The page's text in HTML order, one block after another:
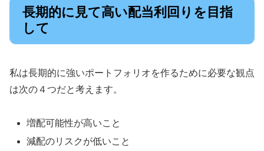
長期的に見て高い配当利回りを目指
して
私は長期的に強いポートフォリオを作るために必要な観点
は次の４つだと考えます。
増配可能性が高いこと
減配のリスクが低いこと